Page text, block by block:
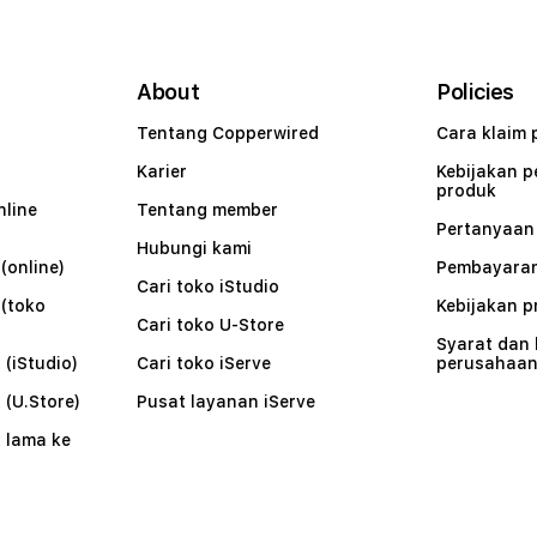
lama ke
About
Tentang Copperwired
Karier
Tentang member
Hubungi kami
Cari toko iStudio
Cari toko U-Store
Cari toko iServe
Pusat layanan iServe
Policies
Cara klaim
Kebijakan
produk
Pertanyaan
Kebijakan
Syarat dan
perusahaan